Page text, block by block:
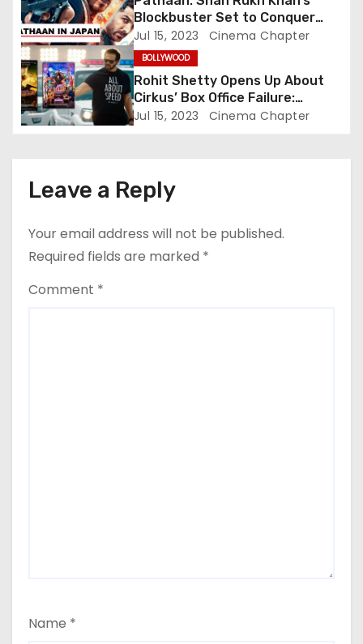
i
o
n
Blockbuster Set to Conquer
Japanese Box Office, Aiming to
Challenge RRR’s Legacy
Jul 15, 2023 Cinema Chapter
BOLLYWOOD
Rohit Shetty Opens Up About
Cirkus’ Box Office Failure:
Embracing Accountability in
Jul 15, 2023 Cinema Chapter
Leave a Reply
Your email address will not be published.
Required fields are marked *
Comment *
Name *